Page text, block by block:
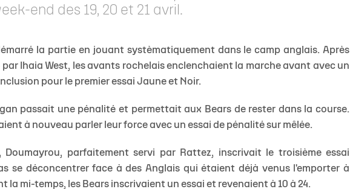
end des 19, 20 et 21 avril.
la partie en jouant systèmatiquement dans le camp anglais. Après
Ihaia West, les avants rochelais enclenchaient la marche avant avec un
pour le premier essai Jaune et Noir.
passait une pénalité et permettait aux Bears de rester dans la course.
à nouveau parler leur force avec un essai de pénalité sur mêlée.
parfaitement servi par Rattez, inscrivait le troisième essai
se déconcentrer face à des Anglais qui étaient déjà venus l'emporter à
la mi-temps, les Bears inscrivaient un essai et revenaient à 10 à 24.